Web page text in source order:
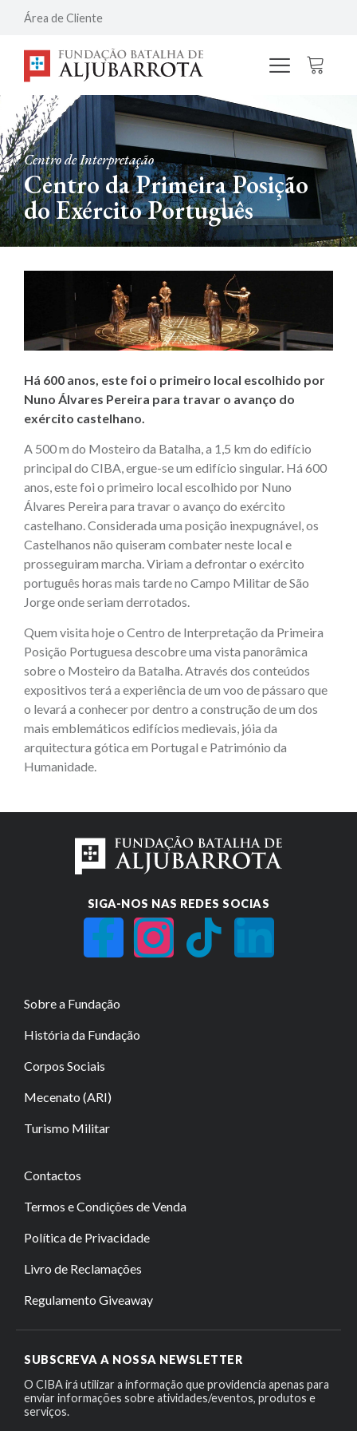
Área de Cliente
Centro de Interpretação
Centro da Primeira Posição
do Exército Português
Há 600 anos, este foi o primeiro local escolhido por
Nuno Álvares Pereira para travar o avanço do
exército castelhano.
A 500 m do Mosteiro da Batalha, a 1,5 km do edifício
principal do CIBA, ergue-se um edifício singular. Há 600
anos, este foi o primeiro local escolhido por Nuno
Álvares Pereira para travar o avanço do exército
castelhano. Considerada uma posição inexpugnável, os
Castelhanos não quiseram combater neste local e
prosseguiram marcha. Viriam a defrontar o exército
português horas mais tarde no Campo Militar de São
Jorge onde seriam derrotados.
Quem visita hoje o Centro de Interpretação da Primeira
Posição Portuguesa descobre uma vista panorâmica
sobre o Mosteiro da Batalha. Através dos conteúdos
expositivos terá a experiência de um voo de pássaro que
o levará a conhecer por dentro a construção de um dos
mais emblemáticos edifícios medievais, jóia da
arquitectura gótica em Portugal e Património da
Humanidade.
SIGA-NOS NAS REDES SOCIAS
Sobre a Fundação
História da Fundação
Corpos Sociais
Mecenato (ARI)
Turismo Militar
Contactos
Termos e Condições de Venda
Política de Privacidade
Livro de Reclamações
Regulamento Giveaway
SUBSCREVA A NOSSA NEWSLETTER
O CIBA irá utilizar a informação que providencia apenas para
enviar informações sobre atividades/eventos, produtos e
serviços.